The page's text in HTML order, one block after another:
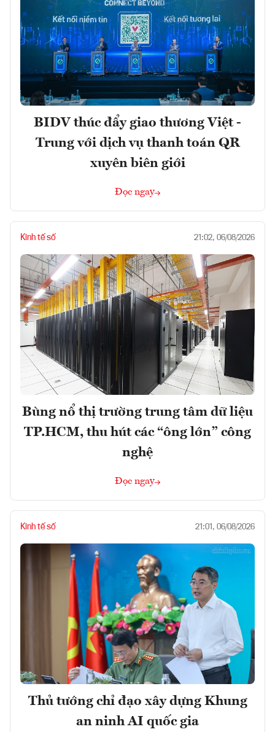
BIDV thúc đẩy giao thương Việt -
Trung với dịch vụ thanh toán QR
xuyên biên giới
Đọc ngay
Kinh tế số 21:02, 06/08/2026
Bùng nổ thị trường trung tâm dữ liệu
TP.HCM, thu hút các “ông lớn” công
nghệ
Đọc ngay
Kinh tế số 21:01, 06/08/2026
Thủ tướng chỉ đạo xây dựng Khung
an ninh AI quốc gia